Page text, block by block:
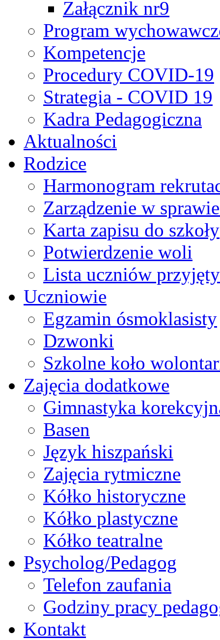
Załącznik nr9
Program
Kompetencje
Procedury COVID-19
Strategia - COVID 19
Kadra Pedagogiczna
Aktualności
Rodzice
Harmonogram
Zarządzenie w
Karta zapisu do szkoły
Potwierdzenie woli
Lista uczniów
Uczniowie
Egzamin ósmoklasisty
Dzwonki
Szkolne koło
Zajęcia dodatkowe
Gimnastyka
Basen
Język hiszpański
Zajęcia rytmiczne
Kółko historyczne
Kółko plastyczne
Kółko teatralne
Psycholog/Pedagog
Telefon zaufania
Godziny pracy
Kontakt